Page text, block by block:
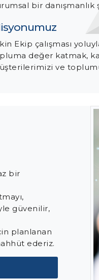
bir
Ekip çalışması
değer katmak,
ve
bir
güvenilir,
planlanan
ederiz.